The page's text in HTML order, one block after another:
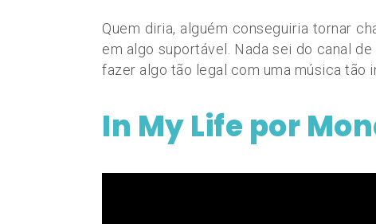
Quem diria, alguém conseguiria tornar
em algo suportável. Nada sei do canal de
fazer algo tão legal com uma música tão
In My Life por